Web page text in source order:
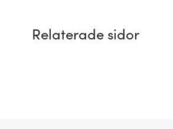
Relaterade sidor